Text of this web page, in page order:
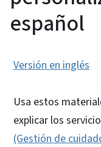
español
Versión en inglés
Usa estos
explicar los
(Gestión de